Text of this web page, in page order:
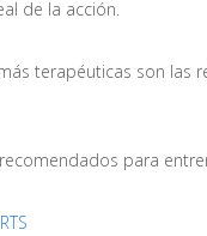
de la acción.
terapéuticas son las
para